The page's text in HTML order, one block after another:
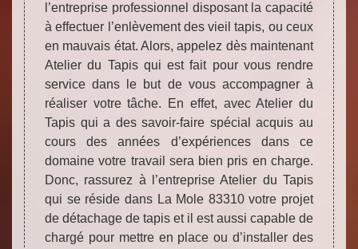
l’entreprise professionnel disposant la capacité
à effectuer l’enlèvement des vieil tapis, ou ceux
en mauvais état. Alors, appelez dès maintenant
Atelier du Tapis qui est fait pour vous rendre
service dans le but de vous accompagner à
réaliser votre tâche. En effet, avec Atelier du
Tapis qui a des savoir-faire spécial acquis au
cours des années d’expériences dans ce
domaine votre travail sera bien pris en charge.
Donc, rassurez à l’entreprise Atelier du Tapis
qui se réside dans La Mole 83310 votre projet
de détachage de tapis et il est aussi capable de
chargé pour mettre en place ou d’installer des